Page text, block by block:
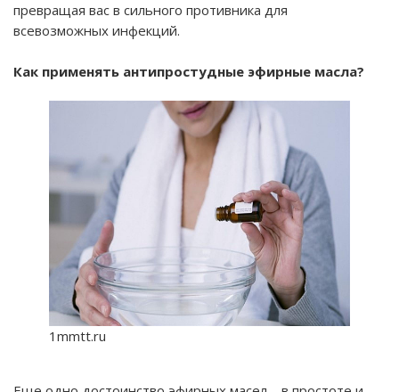
превращая вас в сильного противника для
всевозможных инфекций.
Как применять антипростудные эфирные масла?
1mmtt.ru